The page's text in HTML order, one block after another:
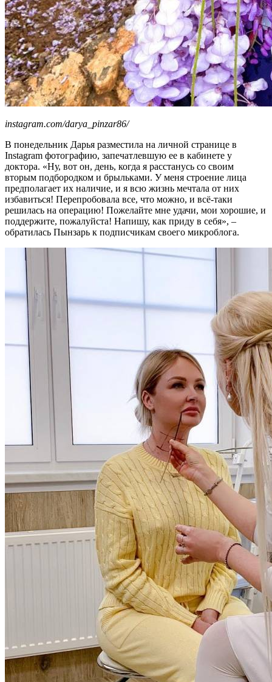
instagram.com/darya_pinzar86/
В понедельник Дарья разместила на личной странице в
Instagram фотографию, запечатлевшую ее в кабинете у
доктора. «Ну, вот он, день, когда я расстанусь со своим
вторым подбородком и брыльками. У меня строение лица
предполагает их наличие, и я всю жизнь мечтала от них
избавиться! Перепробовала все, что можно, и всё-таки
решилась на операцию! Пожелайте мне удачи, мои хорошие, и
поддержите, пожалуйста! Напишу, как приду в себя», –
обратилась Пынзарь к подписчикам своего микроблога.